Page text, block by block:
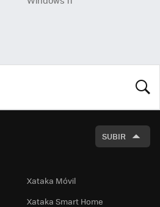
SUBIR
Xataka Móvil
Xataka Smart Home